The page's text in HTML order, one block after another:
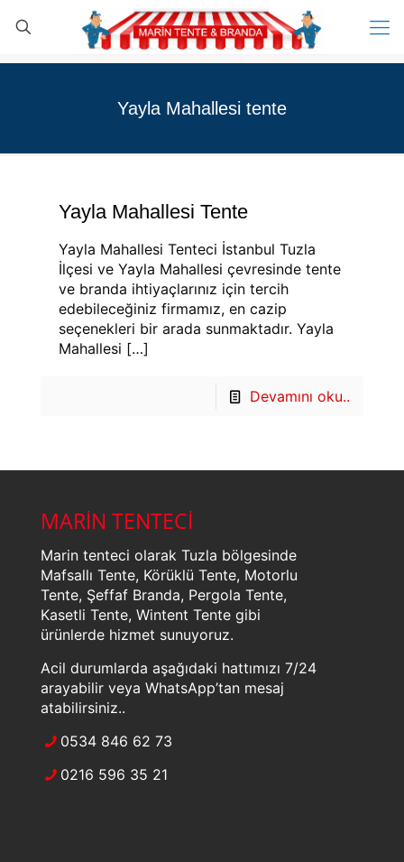
Yayla Mahallesi tente
Yayla Mahallesi Tente
Yayla Mahallesi Tenteci İstanbul Tuzla
İlçesi ve Yayla Mahallesi çevresinde tente
ve branda ihtiyaçlarınız için tercih
edebileceğiniz firmamız, en cazip
seçenekleri bir arada sunmaktadır. Yayla
Mahallesi […]
Devamını oku..
MARİN TENTECİ
Marin tenteci olarak Tuzla bölgesinde
Mafsallı Tente, Körüklü Tente, Motorlu
Tente, Şeffaf Branda, Pergola Tente,
Kasetli Tente, Wintent Tente gibi
ürünlerde hizmet sunuyoruz.
Acil durumlarda aşağıdaki hattımızı 7/24
arayabilir veya WhatsApp’tan mesaj
atabilirsiniz..
0534 846 62 73
0216 596 35 21